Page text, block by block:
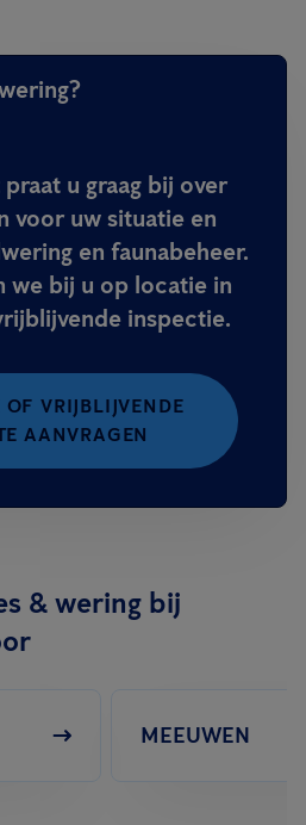
u graag bij over
voor uw situatie en
en faunabeheer.
we bij u op locatie in
inspectie.
VRIJBLIJVENDE
AANVRAGEN
& wering bij
MEEUWEN